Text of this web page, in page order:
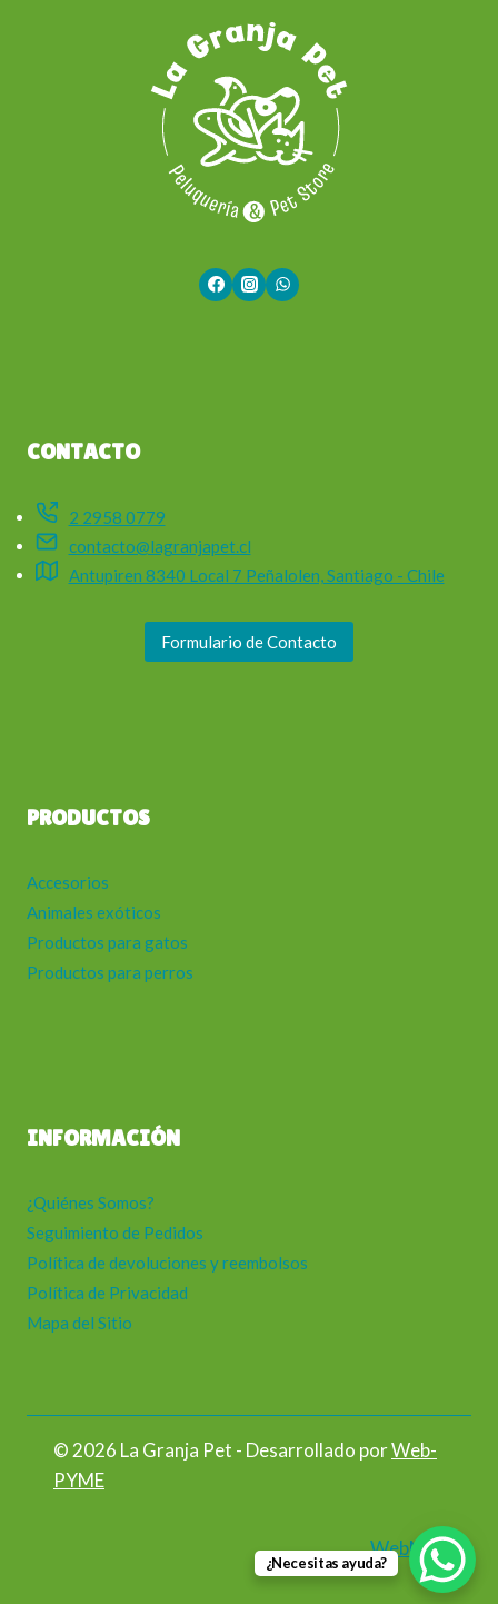
CONTACTO
2 2958 0779
contacto@lagranjapet.cl
Antupiren 8340 Local 7 Peñalolen, Santiago - Chile
Formulario de Contacto
PRODUCTOS
Accesorios
Animales exóticos
Productos para gatos
Productos para perros
INFORMACIÓN
¿Quiénes Somos?
Seguimiento de Pedidos
Política de devoluciones y reembolsos
Política de Privacidad
Mapa del Sitio
© 2026 La Granja Pet - Desarrollado porWeb-
PYME
WebMail
¿Necesitas ayuda?